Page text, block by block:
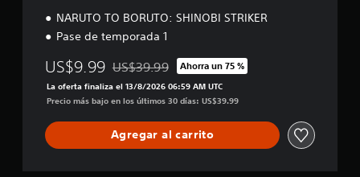
NARUTO TO BORUTO: SHINOBI STRIKER
Pase de temporada 1
US$9.99 Rebajado del precio original de US$39.99
US$39.99 Ahorra un 75 %
La oferta finaliza el 13/8/2026 06:59 AM UTC
Precio más bajo en los últimos 30 días: US$39.99
Agregar al carrito